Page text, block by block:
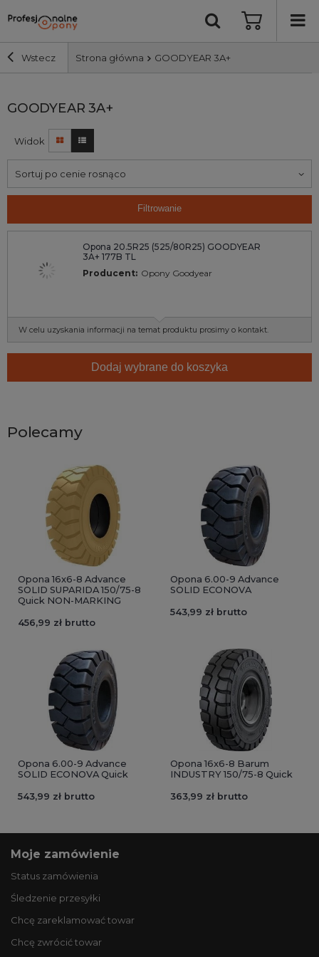
Wstecz Strona główna GOODYEAR 3A+
Szerokość i profil
Średnica
Producent
GOODYEAR 3A+
Widok
Sortuj po cenie rosnąco
Filtrowanie
Opona 20.5R25 (525/80R25) GOODYEAR
3A+ 177B TL
Producent: Opony Goodyear
W celu uzyskania informacji na temat produktu prosimy o kontakt.
Dodaj wybrane do koszyka
Polecamy
Opona 16x6-8 Advance
SOLID SUPARIDA 150/75-8
Quick NON-MARKING
456,99 zł brutto
Opona 6.00-9 Advance
SOLID ECONOVA
543,99 zł brutto
Opona 6.00-9 Advance
SOLID ECONOVA Quick
543,99 zł brutto
Opona 16x6-8 Barum
INDUSTRY 150/75-8 Quick
363,99 zł brutto
Moje zamówienie
Status zamówienia
Śledzenie przesyłki
Chcę zareklamować towar
Chcę zwrócić towar